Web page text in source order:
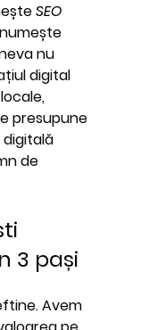
SEO
nu
digital
presupune
de
3 pași
Avem